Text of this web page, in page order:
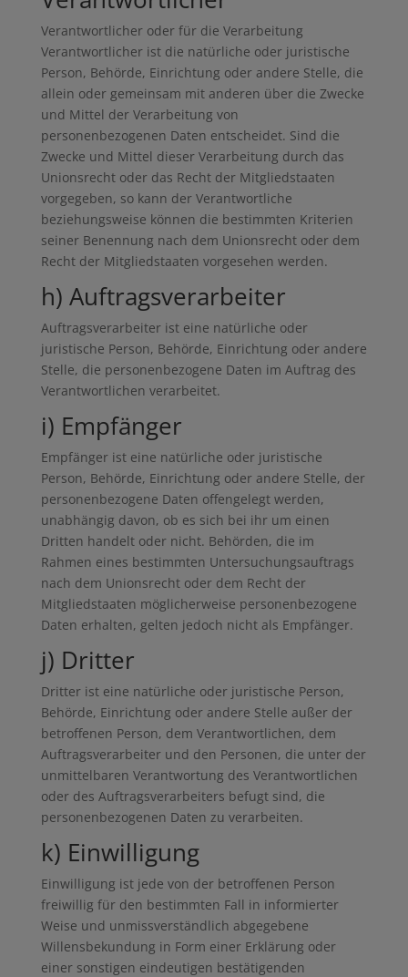
Verantwortlicher oder für die Verarbeitung
Verantwortlicher ist die natürliche oder juristische
Person, Behörde, Einrichtung oder andere Stelle, die
allein oder gemeinsam mit anderen über die Zwecke
und Mittel der Verarbeitung von
personenbezogenen Daten entscheidet. Sind die
Zwecke und Mittel dieser Verarbeitung durch das
Unionsrecht oder das Recht der Mitgliedstaaten
vorgegeben, so kann der Verantwortliche
beziehungsweise können die bestimmten Kriterien
seiner Benennung nach dem Unionsrecht oder dem
Recht der Mitgliedstaaten vorgesehen werden.
h) Auftragsverarbeiter
Auftragsverarbeiter ist eine natürliche oder
juristische Person, Behörde, Einrichtung oder andere
Stelle, die personenbezogene Daten im Auftrag des
Verantwortlichen verarbeitet.
i) Empfänger
Empfänger ist eine natürliche oder juristische
Person, Behörde, Einrichtung oder andere Stelle, der
personenbezogene Daten offengelegt werden,
unabhängig davon, ob es sich bei ihr um einen
Dritten handelt oder nicht. Behörden, die im
Rahmen eines bestimmten Untersuchungsauftrags
nach dem Unionsrecht oder dem Recht der
Mitgliedstaaten möglicherweise personenbezogene
Daten erhalten, gelten jedoch nicht als Empfänger.
j) Dritter
Dritter ist eine natürliche oder juristische Person,
Behörde, Einrichtung oder andere Stelle außer der
betroffenen Person, dem Verantwortlichen, dem
Auftragsverarbeiter und den Personen, die unter der
unmittelbaren Verantwortung des Verantwortlichen
oder des Auftragsverarbeiters befugt sind, die
personenbezogenen Daten zu verarbeiten.
k) Einwilligung
Einwilligung ist jede von der betroffenen Person
freiwillig für den bestimmten Fall in informierter
Weise und unmissverständlich abgegebene
Willensbekundung in Form einer Erklärung oder
einer sonstigen eindeutigen bestätigenden